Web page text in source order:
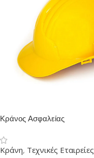
Κράνος Aσφαλείας
Κράνη, Τεχνικές Εταιρείες